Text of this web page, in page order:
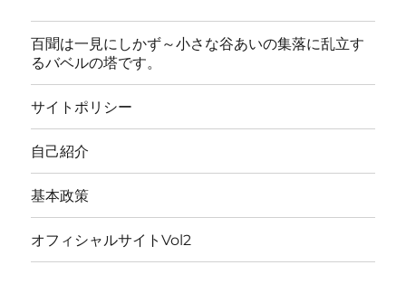
百聞は一見にしかず～小さな谷あいの集落に乱立す
るバベルの塔です。
サイトポリシー
自己紹介
基本政策
オフィシャルサイトVol2